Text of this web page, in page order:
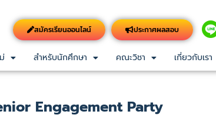
สมัครเรียนออนไลน์ ประกาศผลสอบ
สำหรับนักศึกษา คณะวิชา เกี่ยวกับเรา
Engagement Party